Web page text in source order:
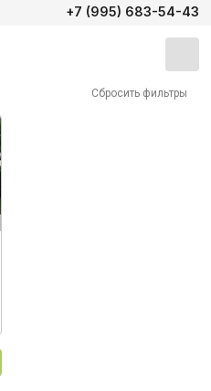
+7 (995) 683-54-43
Сбросить фильтры